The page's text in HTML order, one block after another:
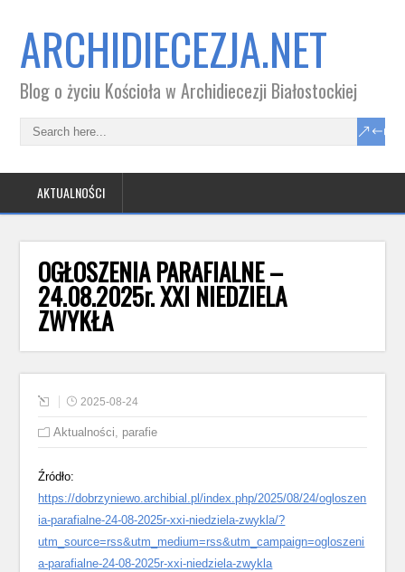
ARCHIDIECEZJA.NET
Blog o życiu Kościoła w Archidiecezji Białostockiej
AKTUALNOŚCI
OGŁOSZENIA PARAFIALNE –
24.08.2025r. XXI NIEDZIELA
ZWYKŁA
2025-08-24
Aktualności, parafie
Źródło:
https://dobrzyniewo.archibial.pl/index.php/2025/08/24/ogloszen
ia-parafialne-24-08-2025r-xxi-niedziela-zwykla/?
utm_source=rss&utm_medium=rss&utm_campaign=ogloszeni
a-parafialne-24-08-2025r-xxi-niedziela-zwykla